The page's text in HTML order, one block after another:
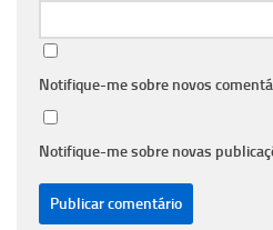
Notifique-me sobre novos
Notifique-me sobre novas